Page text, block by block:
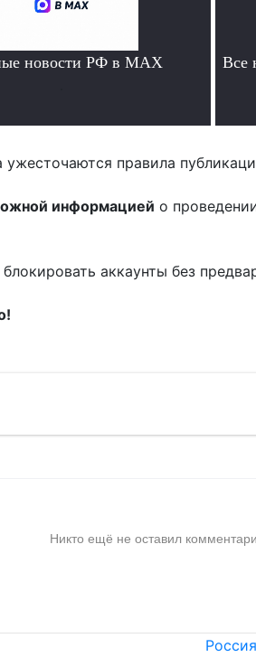
новости РФ в MAX Все
правила
информацией о
аккаунты без
Никто ещё не оставил
Россия